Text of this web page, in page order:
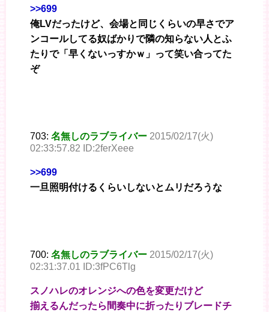
>>699
俺LVだったけど、会場と同じくらいの早さでア
ンコールしてる奴ばかりで隣の知らない人とふ
たりで「早くないっすかｗ」って笑い合ってた
ぞ
703: 名無しのラブライバー 2015/02/17(火)
02:33:57.82 ID:2ferXeee
>>699
一旦照明付けるくらいしないとムリだろうな
700: 名無しのラブライバー 2015/02/17(火)
02:31:37.01 ID:3fPC6Tlg
スノハレのオレンジへの色を変更だけど
揃えるんだったら間奏中に折ったりブレードチ